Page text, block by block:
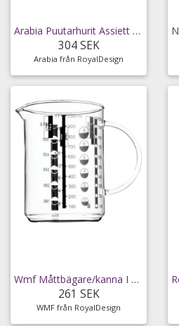
Arabia Puutarhurit Assiett Ø28 Cm - Pajformar
304 SEK
Arabia från RoyalDesign
Wmf Måttbägare/kanna I 1 L - Mått & Måttsatser
261 SEK
WMF från RoyalDesign